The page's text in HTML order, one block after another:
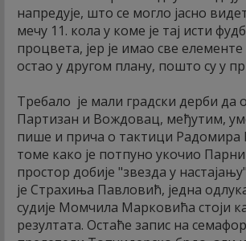
напредује, што се могло јасно
мечу 11. кола у коме је тај исти
процвета, јер је имао све
остао у другом плану, пошто су у
Требало је мали градски дерби да
Партизан и Вождовац, међутим,
пише и прича о тактици Радомира
томе како је потпуно укочио
простор добије "звезда у
је Страхиња Павловић, једна
судије Момчила Марковића стоји
резултата. Остаће запис на